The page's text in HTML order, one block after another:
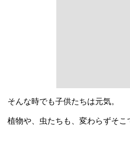
そんな時でも子供たちは元気。
植物や、虫たちも、変わらずそこ